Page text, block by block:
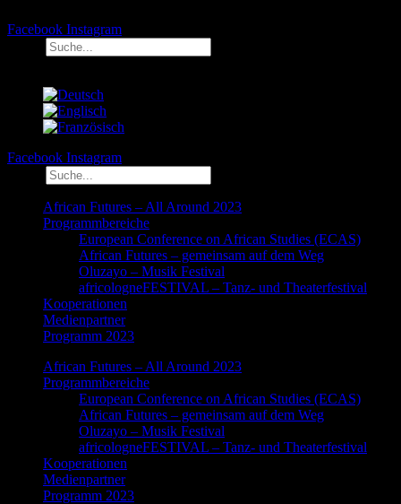
Facebook Instagram
Facebook Instagram
African Futures – All Around 2023
Programmbereiche
European Conference on African Studies (ECAS)
African Futures – gemeinsam auf dem Weg
Oluzayo – Musik Festival
africologneFESTIVAL – Tanz- und Theaterfestival
Kooperationen
Medienpartner
Programm 2023
African Futures – All Around 2023
Programmbereiche
European Conference on African Studies (ECAS)
African Futures – gemeinsam auf dem Weg
Oluzayo – Musik Festival
africologneFESTIVAL – Tanz- und Theaterfestival
Kooperationen
Medienpartner
Programm 2023